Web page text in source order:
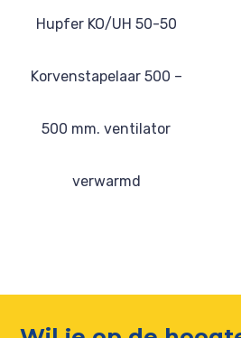
Hupfer KO/UH 50-50
Korvenstapelaar 500 –
500 mm. ventilator
verwarmd